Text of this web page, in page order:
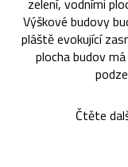
Výškové budovy
pláště evokující
plocha budov
Čtěte